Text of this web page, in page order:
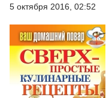
5 октября 2016, 02:52